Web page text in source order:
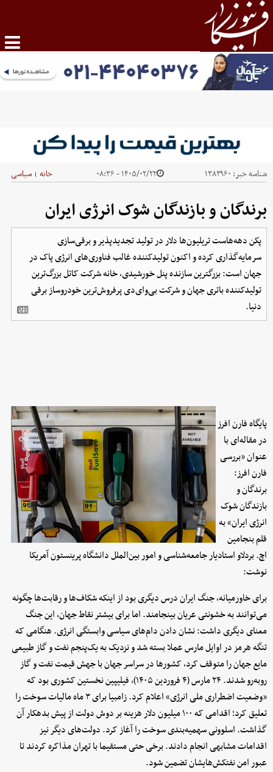
شناسه خبر: ۱۳۸۳۹۶۰ ۱۴۰۵/۰۲/۲۲ - ۰۸:۳۶ خانه | سیاسی
برندگان و بازندگان شوک انرژی ایران
پکن دهه‌هاست تریلیون‌ها دلار در تولید تجدیدپذیر و برقی‌سازی
سرمایه‌گذاری کرده و اکنون تولیدکننده غالب فناوری‌های انرژی پاک در
جهان است: بزرگترین سازنده پنل خورشیدی، خانه شرکت کاتل بزرگ‌ترین
تولیدکننده باتری جهان و شرکت بی‌وای‌دی پرفروش‌ترین خودروساز برقی
دنیا.
پایگاه فارن افرز
در مقاله‌ای با
عنوان «بررسی
فارن افرز:
برندگان و
بازندگان شوک
انرژی ایران» به
قلم بنجامین
اچ. بردلاو استادیار جامعه‌شناسی و امور بین‌الملل دانشگاه پرینستون آمریکا
نوشت:
برای خاورمیانه، جنگ ایران درس دیگری بود از اینکه شکاف‌ها و رقابت‌ها چگونه
می‌توانند به خشونتی عریان بینجامند. اما برای بیشتر نقاط جهان، این جنگ
معنای دیگری داشت: نشان دادن دام‌های سیاسی وابستگی انرژی. هنگامی که
تنگه هرمز در اوایل مارس عملا بسته شد و نزدیک به یک‌پنجم نفت و گاز طبیعی
مایع جهان را متوقف کرد، کشورها در سراسر جهان با جهش قیمت نفت و گاز
روبه‌رو شدند. ۲۴ مارس (۴ فروردین ۱۴۰۵)، فیلیپین نخستین کشوری بود که
«وضعیت اضطراری ملی انرژی» اعلام کرد. زامبیا برای ۳ ماه مالیات سوخت را
تعلیق کرد؛ اقدامی که ۱۰۰ میلیون دلار هزینه بر دوش دولت از پیش بدهکار آن
گذاشت. اسلوونی سهمیه‌بندی سوخت را آغاز کرد. دولت‌های دیگر نیز
اقدامات مشابهی انجام دادند. برخی حتی مستقیما با تهران مذاکره کردند تا
عبور امن نفتکش‌هایشان تضمین شود.